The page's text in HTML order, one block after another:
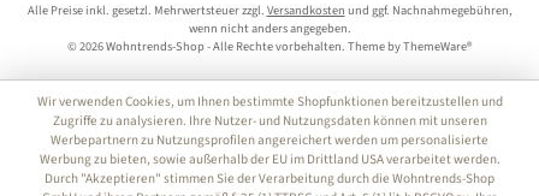
Alle Preise inkl. gesetzl. Mehrwertsteuer zzgl. Versandkosten und ggf. Nachnahmegebühren,
wenn nicht anders angegeben.
© 2026 Wohntrends-Shop - Alle Rechte vorbehalten. Theme byThemeWare®
Wir verwenden Cookies, um Ihnen bestimmte Shopfunktionen bereitzustellen und
Zugriffe zu analysieren. Ihre Nutzer- und Nutzungsdaten können mit unseren
Werbepartnern zu Nutzungsprofilen angereichert werden um personalisierte
Werbung zu bieten, sowie außerhalb der EU im Drittland USA verarbeitet werden.
Durch "Akzeptieren" stimmen Sie der Verarbeitung durch die Wohntrends-Shop